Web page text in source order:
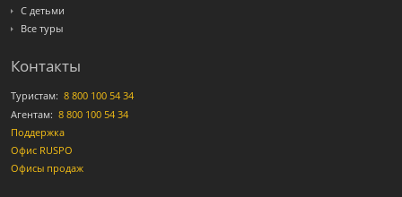
С детьми
Все туры
Контакты
Туристам: 8 800 100 54 34
Агентам: 8 800 100 54 34
Поддержка
Офис RUSPO
Офисы продаж